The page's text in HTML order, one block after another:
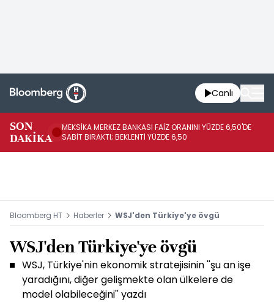
Canlı
SON
DAKİKA
MEKSİKA MERKEZ BANKASI FAİZ ORANINI YÜZDE 6,50'DE
SABİT BIRAKTI; BEKLENTİ YÜZDE 6,50
Bloomberg HT Haberler WSJ'den Türkiye'ye övgü
WSJ'den Türkiye'ye övgü
WSJ, Türkiye'nin ekonomik stratejisinin ''şu an işe
yaradığını, diğer gelişmekte olan ülkelere de
model olabileceğini'' yazdı